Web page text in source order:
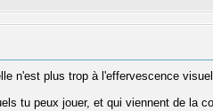
n'est plus trop à l'effervescence
tu peux jouer, et qui viennent de la